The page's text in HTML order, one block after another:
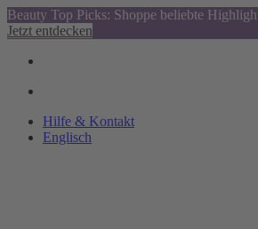
Beauty Top Picks: Shoppe beliebte
Jetzt entdecken
Hilfe & Kontakt
Englisch